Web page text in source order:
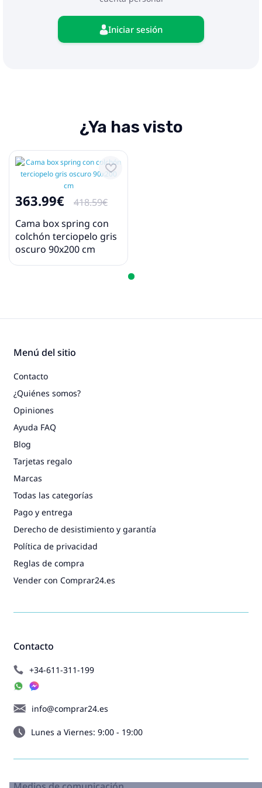
sobrecalentamiento e incendio.
Iniciar sesión
¿Ya has visto
363.99€
418.59€
Cama box spring con
colchón terciopelo gris
oscuro 90x200 cm
Contacto
+34-611-311-199
info@comprar24.es
Lunes a Viernes: 9:00 - 19:00
Menú del sitio
Contacto
¿Quiénes somos?
Opiniones
Ayuda FAQ
Blog
Tarjetas regalo
Marcas
Todas las categorías
Pago y entrega
Derecho de desistimiento y garantía
Política de privacidad
Reglas de compra
Vender con Comprar24.es